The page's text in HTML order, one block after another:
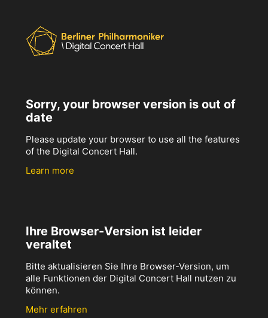
Sorry, your browser version is out of
date
Please update your browser to use all the features
of the Digital Concert Hall.
Learn more
Ihre Browser-Version ist leider
veraltet
Bitte aktualisieren Sie Ihre Browser-Version, um
alle Funktionen der Digital Concert Hall nutzen zu
können.
Mehr erfahren